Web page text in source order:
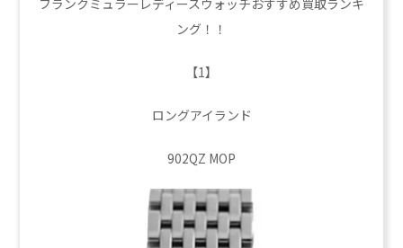
ング！！
【1】
ロングアイランド
902QZ MOP